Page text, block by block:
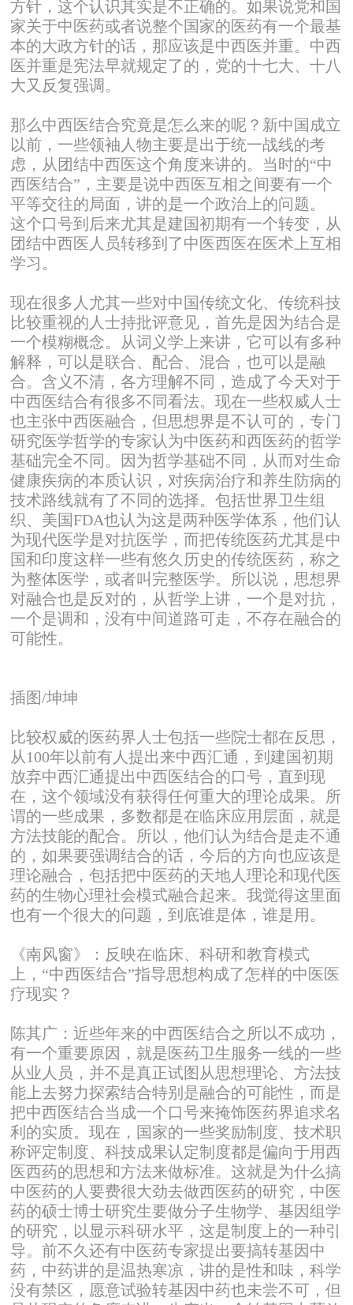
方针，这个认识其实是不正确的。如果说党和国
家关于中医药或者说整个国家的医药有一个最基
本的大政方针的话，那应该是中西医并重。中西
医并重是宪法早就规定了的，党的十七大、十八
大又反复强调。
那么中西医结合究竟是怎么来的呢？新中国成立
以前，一些领袖人物主要是出于统一战线的考
虑，从团结中西医这个角度来讲的。当时的“中
西医结合”，主要是说中西医互相之间要有一个
平等交往的局面，讲的是一个政治上的问题。
这个口号到后来尤其是建国初期有一个转变，从
团结中西医人员转移到了中医西医在医术上互相
学习。
现在很多人尤其一些对中国传统文化、传统科技
比较重视的人士持批评意见，首先是因为结合是
一个模糊概念。从词义学上来讲，它可以有多种
解释，可以是联合、配合、混合，也可以是融
合。含义不清，各方理解不同，造成了今天对于
中西医结合有很多不同看法。现在一些权威人士
也主张中西医融合，但思想界是不认可的，专门
研究医学哲学的专家认为中医药和西医药的哲学
基础完全不同。因为哲学基础不同，从而对生命
健康疾病的本质认识，对疾病治疗和养生防病的
技术路线就有了不同的选择。包括世界卫生组
织、美国FDA也认为这是两种医学体系，他们认
为现代医学是对抗医学，而把传统医药尤其是中
国和印度这样一些有悠久历史的传统医药，称之
为整体医学，或者叫完整医学。所以说，思想界
对融合也是反对的，从哲学上讲，一个是对抗，
一个是调和，没有中间道路可走，不存在融合的
可能性。
插图/坤坤
比较权威的医药界人士包括一些院士都在反思，
从100年以前有人提出来中西汇通，到建国初期
放弃中西汇通提出中西医结合的口号，直到现
在，这个领域没有获得任何重大的理论成果。所
谓的一些成果，多数都是在临床应用层面，就是
方法技能的配合。所以，他们认为结合是走不通
的，如果要强调结合的话，今后的方向也应该是
理论融合，包括把中医药的天地人理论和现代医
药的生物心理社会模式融合起来。我觉得这里面
也有一个很大的问题，到底谁是体，谁是用。
《南风窗》：反映在临床、科研和教育模式
上，“中西医结合”指导思想构成了怎样的中医医
疗现实？
陈其广：近些年来的中西医结合之所以不成功，
有一个重要原因，就是医药卫生服务一线的一些
从业人员，并不是真正试图从思想理论、方法技
能上去努力探索结合特别是融合的可能性，而是
把中西医结合当成一个口号来掩饰医药界追求名
利的实质。现在，国家的一些奖励制度、技术职
称评定制度、科技成果认定制度都是偏向于用西
医西药的思想和方法来做标准。这就是为什么搞
中医药的人要费很大劲去做西医药的研究，中医
药的硕士博士研究生要做分子生物学、基因组学
的研究，以显示科研水平，这是制度上的一种引
导。前不久还有中医药专家提出要搞转基因中
药，中药讲的是温热寒凉，讲的是性和味，科学
没有禁区，愿意试验转基因中药也未尝不可，但